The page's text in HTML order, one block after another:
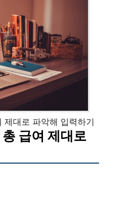
대로 파악해 입력하기
급여 제대로